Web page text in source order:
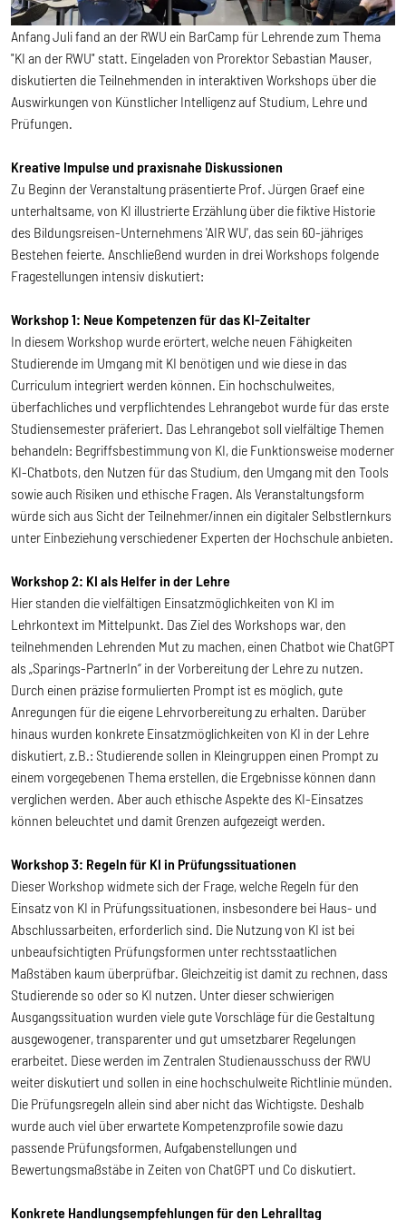
Anfang Juli fand an der RWU ein BarCamp für Lehrende zum Thema
"KI an der RWU" statt. Eingeladen von Prorektor Sebastian Mauser,
diskutierten die Teilnehmenden in interaktiven Workshops über die
Auswirkungen von Künstlicher Intelligenz auf Studium, Lehre und
Prüfungen.
Kreative Impulse und praxisnahe Diskussionen
Zu Beginn der Veranstaltung präsentierte Prof. Jürgen Graef eine
unterhaltsame, von KI illustrierte Erzählung über die fiktive Historie
des Bildungsreisen-Unternehmens 'AIR WU', das sein 60-jähriges
Bestehen feierte. Anschließend wurden in drei Workshops folgende
Fragestellungen intensiv diskutiert:
Workshop 1: Neue Kompetenzen für das KI-Zeitalter
In diesem Workshop wurde erörtert, welche neuen Fähigkeiten
Studierende im Umgang mit KI benötigen und wie diese in das
Curriculum integriert werden können. Ein hochschulweites,
überfachliches und verpflichtendes Lehrangebot wurde für das erste
Studiensemester präferiert. Das Lehrangebot soll vielfältige Themen
behandeln: Begriffsbestimmung von KI, die Funktionsweise moderner
KI-Chatbots, den Nutzen für das Studium, den Umgang mit den Tools
sowie auch Risiken und ethische Fragen. Als Veranstaltungsform
würde sich aus Sicht der Teilnehmer/innen ein digitaler Selbstlernkurs
unter Einbeziehung verschiedener Experten der Hochschule anbieten.
Workshop 2: KI als Helfer in der Lehre
Hier standen die vielfältigen Einsatzmöglichkeiten von KI im
Lehrkontext im Mittelpunkt. Das Ziel des Workshops war, den
teilnehmenden Lehrenden Mut zu machen, einen Chatbot wie ChatGPT
als „Sparings-PartnerIn“ in der Vorbereitung der Lehre zu nutzen.
Durch einen präzise formulierten Prompt ist es möglich, gute
Anregungen für die eigene Lehrvorbereitung zu erhalten. Darüber
hinaus wurden konkrete Einsatzmöglichkeiten von KI in der Lehre
diskutiert, z.B.: Studierende sollen in Kleingruppen einen Prompt zu
einem vorgegebenen Thema erstellen, die Ergebnisse können dann
verglichen werden. Aber auch ethische Aspekte des KI-Einsatzes
können beleuchtet und damit Grenzen aufgezeigt werden.
Workshop 3: Regeln für KI in Prüfungssituationen
Dieser Workshop widmete sich der Frage, welche Regeln für den
Einsatz von KI in Prüfungssituationen, insbesondere bei Haus- und
Abschlussarbeiten, erforderlich sind. Die Nutzung von KI ist bei
unbeaufsichtigten Prüfungsformen unter rechtsstaatlichen
Maßstäben kaum überprüfbar. Gleichzeitig ist damit zu rechnen, dass
Studierende so oder so KI nutzen. Unter dieser schwierigen
Ausgangssituation wurden viele gute Vorschläge für die Gestaltung
ausgewogener, transparenter und gut umsetzbarer Regelungen
erarbeitet. Diese werden im Zentralen Studienausschuss der RWU
weiter diskutiert und sollen in eine hochschulweite Richtlinie münden.
Die Prüfungsregeln allein sind aber nicht das Wichtigste. Deshalb
wurde auch viel über erwartete Kompetenzprofile sowie dazu
passende Prüfungsformen, Aufgabenstellungen und
Bewertungsmaßstäbe in Zeiten von ChatGPT und Co diskutiert.
Konkrete Handlungsempfehlungen für den Lehralltag